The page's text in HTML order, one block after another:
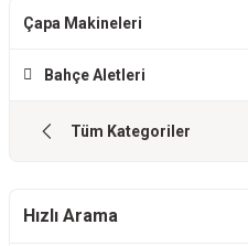
Çapa Makineleri
Bahçe Aletleri
Tüm Kategoriler
Hızlı Arama